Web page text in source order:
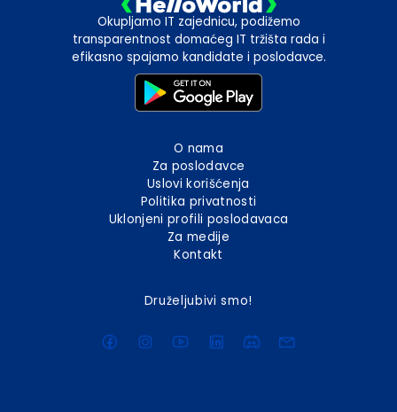
Okupljamo IT zajednicu, podižemo
transparentnost domaćeg IT tržišta rada i
efikasno spajamo kandidate i poslodavce.
O nama
Za poslodavce
Uslovi korišćenja
Politika privatnosti
Uklonjeni profili poslodavaca
Za medije
Kontakt
Druželjubivi smo!